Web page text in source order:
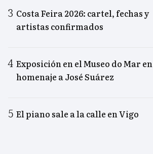
Costa Feira 2026: cartel, fechas y
artistas confirmados
Exposición en el Museo do Mar en
homenaje a José Suárez
El piano sale a la calle en Vigo